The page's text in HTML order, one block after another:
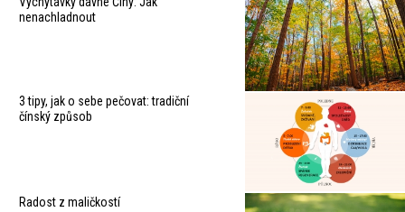
nenachladnout
3 tipy, jak o sebe pečovat: tradiční
čínský způsob
Radost z maličkostí